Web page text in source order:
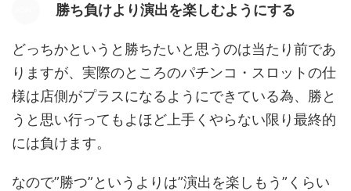
勝ち負けより演出を楽しむようにする
どっちかというと勝ちたいと思うのは当たり前であ
りますが、実際のところのパチンコ・スロットの仕
様は店側がプラスになるようにできている為、勝と
うと思い行ってもよほど上手くやらない限り最終的
には負けます。
なので”勝つ”というよりは”演出を楽しもう”くらい